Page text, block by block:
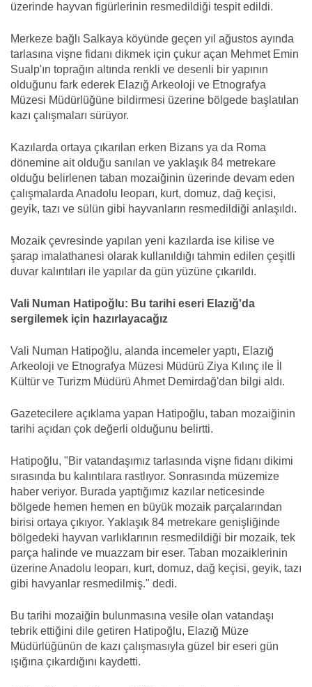
üzerinde hayvan figürlerinin resmedildiği tespit edildi.
Merkeze bağlı Salkaya köyünde geçen yıl ağustos ayında
tarlasına vişne fidanı dikmek için çukur açan Mehmet Emin
Sualp'ın toprağın altında renkli ve desenli bir yapının
olduğunu fark ederek Elazığ Arkeoloji ve Etnografya
Müzesi Müdürlüğüne bildirmesi üzerine bölgede başlatılan
kazı çalışmaları sürüyor.
Kazılarda ortaya çıkarılan erken Bizans ya da Roma
dönemine ait olduğu sanılan ve yaklaşık 84 metrekare
olduğu belirlenen taban mozaiğinin üzerinde devam eden
çalışmalarda Anadolu leoparı, kurt, domuz, dağ keçisi,
geyik, tazı ve sülün gibi hayvanların resmedildiği anlaşıldı.
Mozaik çevresinde yapılan yeni kazılarda ise kilise ve
şarap imalathanesi olarak kullanıldığı tahmin edilen çeşitli
duvar kalıntıları ile yapılar da gün yüzüne çıkarıldı.
Vali Numan Hatipoğlu: Bu tarihi eseri Elazığ'da
sergilemek için hazırlayacağız
Vali Numan Hatipoğlu, alanda incemeler yaptı, Elazığ
Arkeoloji ve Etnografya Müzesi Müdürü Ziya Kılınç ile İl
Kültür ve Turizm Müdürü Ahmet Demirdağ'dan bilgi aldı.
Gazetecilere açıklama yapan Hatipoğlu, taban mozaiğinin
tarihi açıdan çok değerli olduğunu belirtti.
Hatipoğlu, "Bir vatandaşımız tarlasında vişne fidanı dikimi
sırasında bu kalıntılara rastlıyor. Sonrasında müzemize
haber veriyor. Burada yaptığımız kazılar neticesinde
bölgede hemen hemen en büyük mozaik parçalarından
birisi ortaya çıkıyor. Yaklaşık 84 metrekare genişliğinde
bölgedeki hayvan varlıklarının resmedildiği bir mozaik, tek
parça halinde ve muazzam bir eser. Taban mozaiklerinin
üzerine Anadolu leoparı, kurt, domuz, dağ keçisi, geyik, tazı
gibi havyanlar resmedilmiş." dedi.
Bu tarihi mozaiğin bulunmasına vesile olan vatandaşı
tebrik ettiğini dile getiren Hatipoğlu, Elazığ Müze
Müdürlüğünün de kazı çalışmasıyla güzel bir eseri gün
ışığına çıkardığını kaydetti.